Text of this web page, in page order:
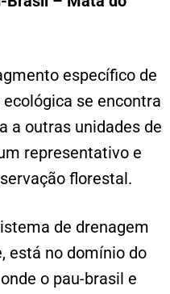
específico de
se encontra
a outras unidades de
representativo e
florestal.
de drenagem
está no domínio do
o pau-brasil e